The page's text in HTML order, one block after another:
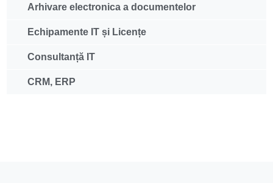
Arhivare electronica a documentelor
Echipamente IT și Licențe
Consultanță IT
CRM, ERP